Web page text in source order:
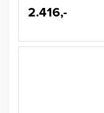
2.416,-